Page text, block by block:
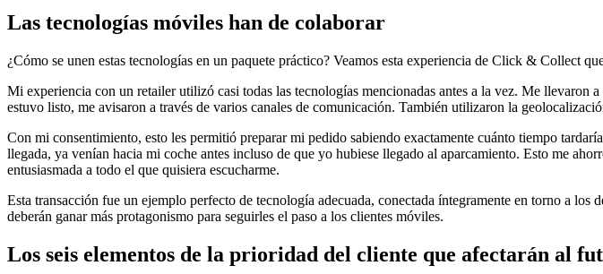
Las tecnologías móviles han de colaborar
¿Cómo se unen estas tecnologías en un paquete práctico? Veamos esta experiencia de Click & Collect
Mi experiencia con un retailer utilizó casi todas las tecnologías mencionadas antes a la vez. Me
estuvo listo, me avisaron a través de varios canales de comunicación. También utilizaron la
Con mi consentimiento, esto les permitió preparar mi pedido sabiendo exactamente cuánto tiempo
llegada, ya venían hacia mi coche antes incluso de que yo hubiese llegado al aparcamiento. Esto me
entusiasmada a todo el que quisiera escucharme.
Esta transacción fue un ejemplo perfecto de tecnología adecuada, conectada íntegramente en torno a
deberán ganar más protagonismo para seguirles el paso a los clientes móviles.
Los seis elementos de la prioridad del cliente que afectarán al